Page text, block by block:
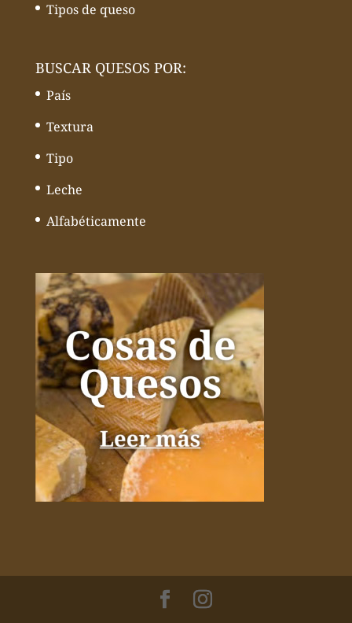
Tipos de queso
BUSCAR QUESOS POR:
País
Textura
Tipo
Leche
Alfabéticamente